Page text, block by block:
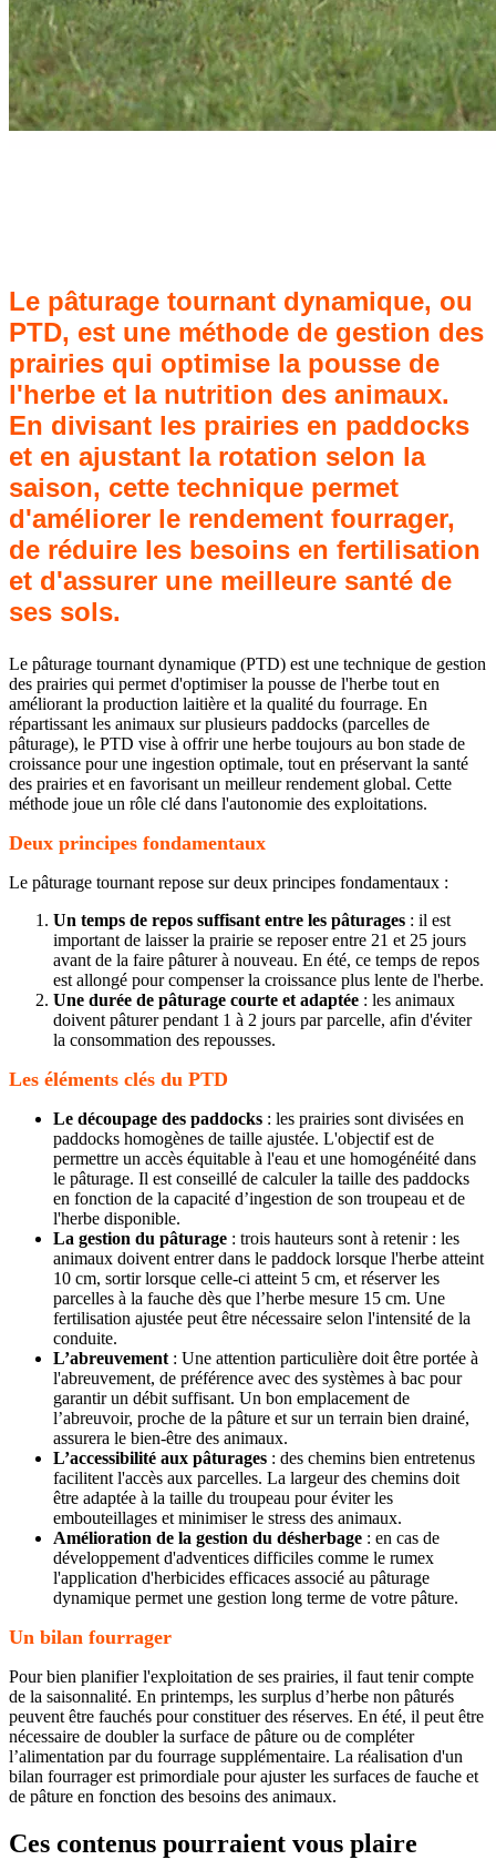
Le pâturage tournant dynamique, ou
PTD, est une méthode de gestion des
prairies qui optimise la pousse de
l'herbe et la nutrition des animaux.
En divisant les prairies en paddocks
et en ajustant la rotation selon la
saison, cette technique permet
d'améliorer le rendement fourrager,
de réduire les besoins en fertilisation
et d'assurer une meilleure santé de
ses sols.
Le pâturage tournant dynamique (PTD) est une technique de gestion
des prairies qui permet d'optimiser la pousse de l'herbe tout en
améliorant la production laitière et la qualité du fourrage. En
répartissant les animaux sur plusieurs paddocks (parcelles de
pâturage), le PTD vise à offrir une herbe toujours au bon stade de
croissance pour une ingestion optimale, tout en préservant la santé
des prairies et en favorisant un meilleur rendement global. Cette
méthode joue un rôle clé dans l'autonomie des exploitations.
Deux principes fondamentaux
Le pâturage tournant repose sur deux principes fondamentaux :
Un temps de repos suffisant entre les pâturages : il est
important de laisser la prairie se reposer entre 21 et 25 jours
avant de la faire pâturer à nouveau. En été, ce temps de repos
est allongé pour compenser la croissance plus lente de l'herbe.
Une durée de pâturage courte et adaptée : les animaux
doivent pâturer pendant 1 à 2 jours par parcelle, afin d'éviter
la consommation des repousses.
Les éléments clés du PTD
Le découpage des paddocks : les prairies sont divisées en
paddocks homogènes de taille ajustée. L'objectif est de
permettre un accès équitable à l'eau et une homogénéité dans
le pâturage. Il est conseillé de calculer la taille des paddocks
en fonction de la capacité d’ingestion de son troupeau et de
l'herbe disponible.
La gestion du pâturage : trois hauteurs sont à retenir : les
animaux doivent entrer dans le paddock lorsque l'herbe atteint
10 cm, sortir lorsque celle-ci atteint 5 cm, et réserver les
parcelles à la fauche dès que l’herbe mesure 15 cm. Une
fertilisation ajustée peut être nécessaire selon l'intensité de la
conduite.
L’abreuvement: Une attention particulière doit être portée à
l'abreuvement, de préférence avec des systèmes à bac pour
garantir un débit suffisant. Un bon emplacement de
l’abreuvoir, proche de la pâture et sur un terrain bien drainé,
assurera le bien-être des animaux.
L’accessibilité aux pâturages : des chemins bien entretenus
facilitent l'accès aux parcelles. La largeur des chemins doit
être adaptée à la taille du troupeau pour éviter les
embouteillages et minimiser le stress des animaux.
Amélioration de la gestion du désherbage : en cas de
développement d'adventices difficiles comme le rumex
l'application d'herbicides efficaces associé au pâturage
dynamique permet une gestion long terme de votre pâture.
Un bilan fourrager
Pour bien planifier l'exploitation de ses prairies, il faut tenir compte
de la saisonnalité. En printemps, les surplus d’herbe non pâturés
peuvent être fauchés pour constituer des réserves. En été, il peut être
nécessaire de doubler la surface de pâture ou de compléter
l’alimentation par du fourrage supplémentaire. La réalisation d'un
bilan fourrager est primordiale pour ajuster les surfaces de fauche et
de pâture en fonction des besoins des animaux.
Ces contenus pourraient vous plaire